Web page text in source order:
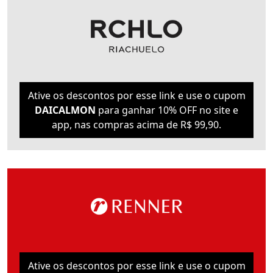
Ative os descontos por esse link e use o cupom
DAICALMON para ganhar 10% OFF no site e
app, nas compras acima de R$ 99,90.
Ative os descontos por esse link e use o cupom